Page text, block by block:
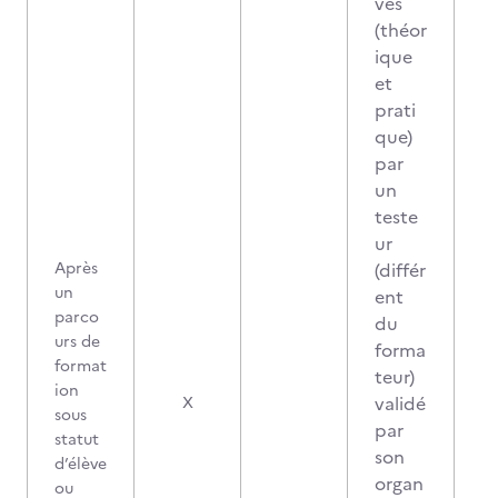
Après
un
parco
urs de
format
ion
sous
statut
d’élève
ou
X
(théor
ique
et
prati
que)
par
un
teste
ur
(différ
ent
du
forma
teur)
validé
par
son
organ